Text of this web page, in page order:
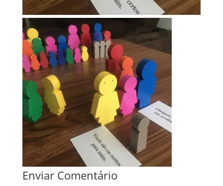
Enviar Comentário